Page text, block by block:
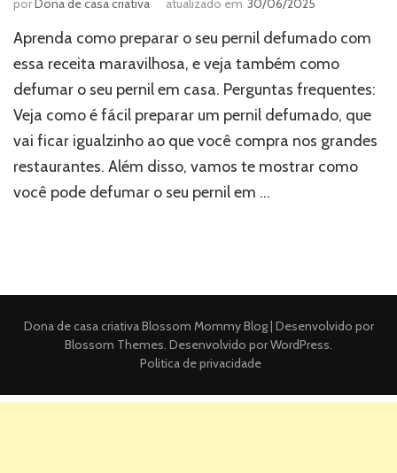
por Dona de casa criativa atualizado em 30/06/2025
Aprenda como preparar o seu pernil defumado com
essa receita maravilhosa, e veja também como
defumar o seu pernil em casa. Perguntas frequentes:
Veja como é fácil preparar um pernil defumado, que
vai ficar igualzinho ao que você compra nos grandes
restaurantes. Além disso, vamos te mostrar como
você pode defumar o seu pernil em …
Dona de casa criativaBlossom Mommy Blog | Desenvolvido por
Blossom Themes. Desenvolvido porWordPress.
Politica de privacidade